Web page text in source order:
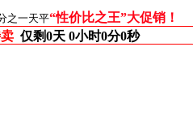
之一天平“性价比之王”大促销！
仅剩0天 0小时0分0秒